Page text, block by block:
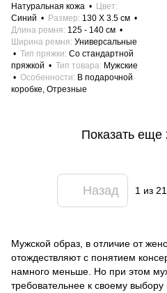
Натуральная кожа
Цвет
Синий
Размер 130 X 3.5 см
Длина ремня 125 - 140 см
Ширина ремня Универсальные
Тип пряжки Со стандартной
пряжкой
Тип товара Мужские
Особенности
В подарочной
коробке, Отрезные
Показать еще
Назад 1 из 21
Мужской образ, в отличие от
отождествляют с понятием
намного меньше. Но при этом
требовательнее к своему